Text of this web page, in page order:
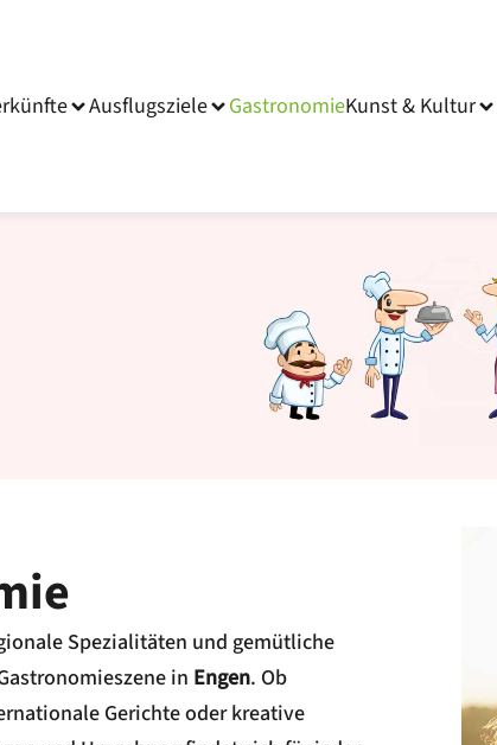
Ausflugsziele GastronomieKunst & Kultur
Spezialitäten und gemütliche
in Engen. Ob
Gerichte oder kreative